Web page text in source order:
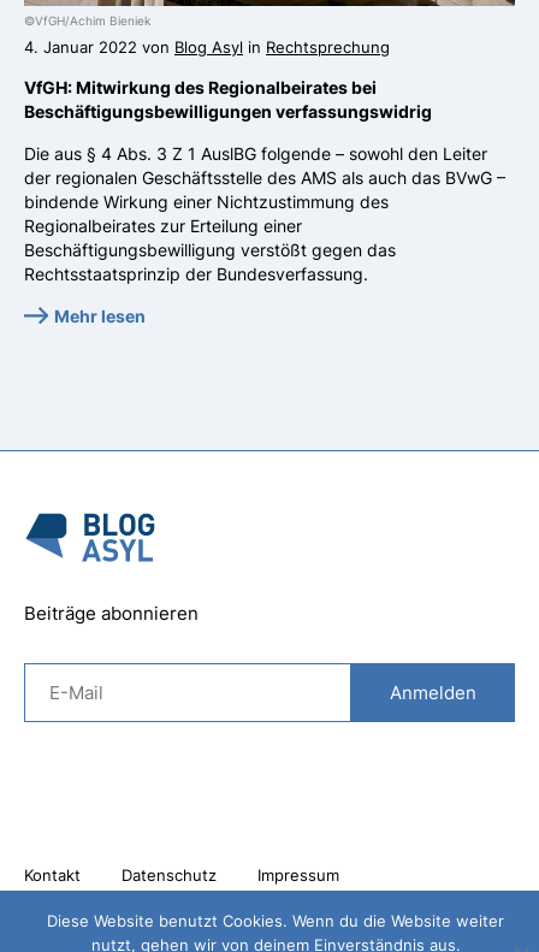
©VfGH/Achim Bieniek
4. Januar 2022 von Blog Asyl in Rechtsprechung
VfGH: Mitwirkung des Regionalbeirates bei
Beschäftigungsbewilligungen verfassungswidrig
Die aus § 4 Abs. 3 Z 1 AuslBG folgende – sowohl den Leiter
der regionalen Geschäftsstelle des AMS als auch das BVwG –
bindende Wirkung einer Nichtzustimmung des
Regionalbeirates zur Erteilung einer
Beschäftigungsbewilligung verstößt gegen das
Rechtsstaatsprinzip der Bundesverfassung.
Mehr lesen
Beiträge abonnieren
Kontakt Datenschutz Impressum
Diese Website benutzt Cookies. Wenn du die Website weiter
nutzt, gehen wir von deinem Einverständnis aus.